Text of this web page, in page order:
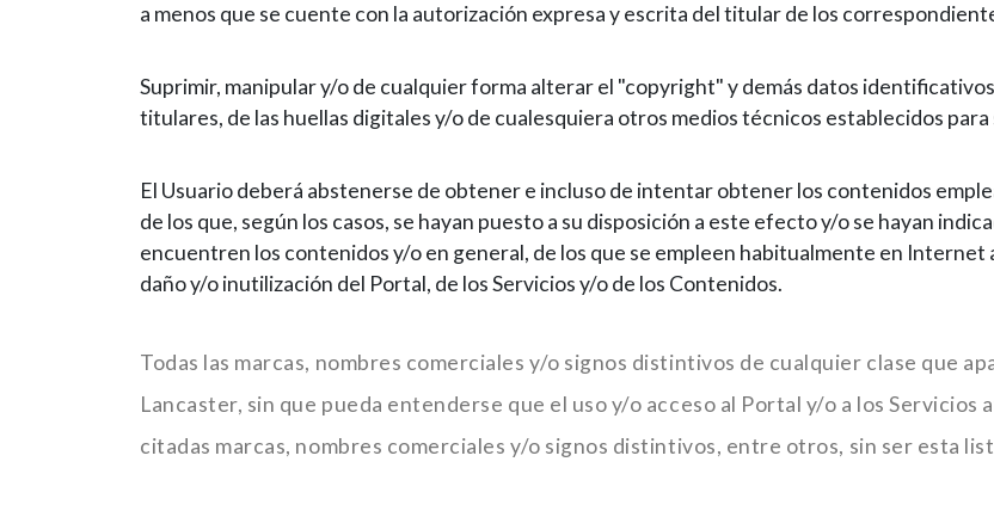
a menos que se cuente con la autorización expresa y escrita del titular de los
Suprimir, manipular y/o de cualquier forma alterar el "copyright" y demás datos
titulares, de las huellas digitales y/o de cualesquiera otros medios técnicos establecidos
El Usuario deberá abstenerse de obtener e incluso de intentar obtener los contenidos
de los que, según los casos, se hayan puesto a su disposición a este efecto y/o se hayan
encuentren los contenidos y/o en general, de los que se empleen habitualmente en
daño y/o inutilización del Portal, de los Servicios y/o de los Contenidos.
Todas las marcas, nombres comerciales y/o signos distintivos de cualquier clase que
Lancaster, sin que pueda entenderse que el uso y/o acceso al Portal y/o a los
citadas marcas, nombres comerciales y/o signos distintivos, entre otros, sin ser esta